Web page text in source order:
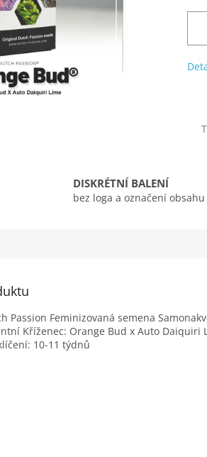
DISKRÉTNÍ BALENÍ
bez loga a označení obsahu
Passion Feminizovaná semena
Kříženec: Orange Bud x Auto Daiquiri
10-11 týdnů